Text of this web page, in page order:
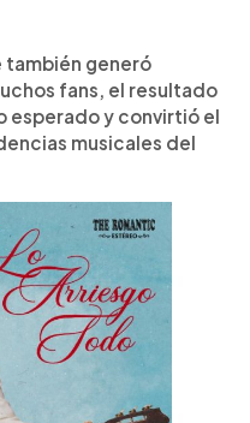
también generó
fans, el resultado
esperado y convirtió el
musicales del